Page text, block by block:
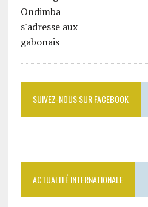
SUIVEZ-NOUS SUR FACEBOOK
ACTUALITÉ INTERNATIONALE